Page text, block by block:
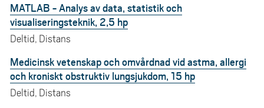
MATLAB - Analys av data, statistik och
visualiseringsteknik, 2,5 hp
Deltid, Distans
Medicinsk vetenskap och omvårdnad vid astma, allergi
och kroniskt obstruktiv lungsjukdom, 15 hp
Deltid, Distans